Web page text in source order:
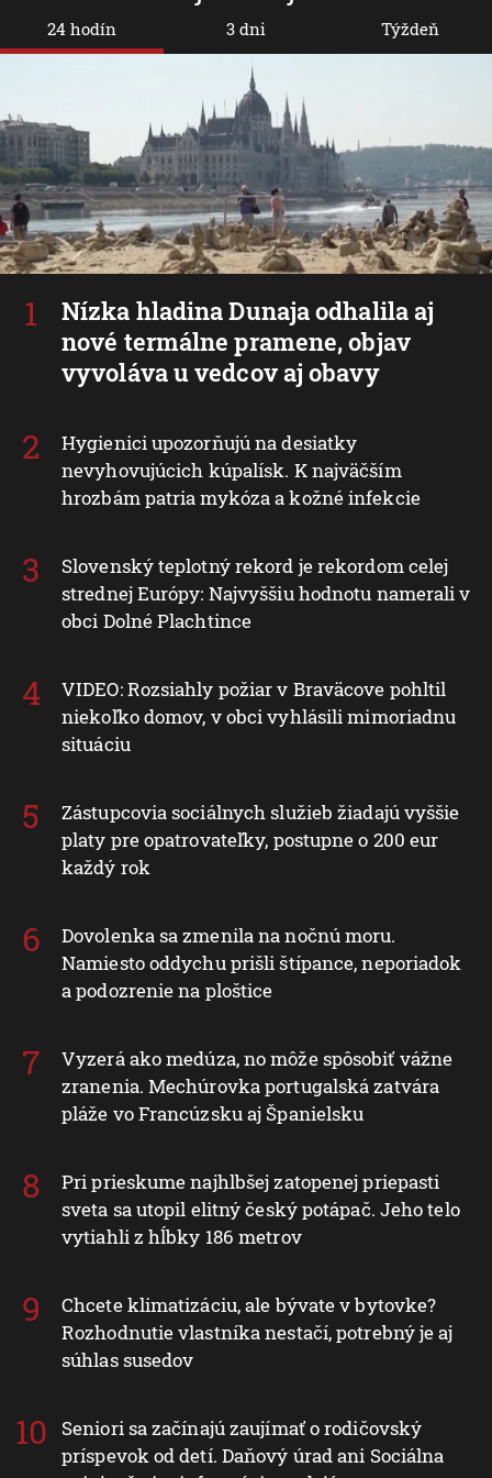
24 hodín
Nízka hladina Dunaja odhalila aj
nové termálne pramene, objav
vyvoláva u vedcov aj obavy
Hygienici upozorňujú na desiatky
nevyhovujúcich kúpalísk. K najväčším
hrozbám patria mykóza a kožné infekcie
Slovenský teplotný rekord je rekordom celej
strednej Európy: Najvyššiu hodnotu namerali v
obci Dolné Plachtince
VIDEO: Rozsiahly požiar v Braväcove pohltil
niekoľko domov, v obci vyhlásili mimoriadnu
situáciu
Zástupcovia sociálnych služieb žiadajú vyššie
platy pre opatrovateľky, postupne o 200 eur
každý rok
Dovolenka sa zmenila na nočnú moru.
Namiesto oddychu prišli štípance, neporiadok
a podozrenie na ploštice
Vyzerá ako medúza, no môže spôsobiť vážne
zranenia. Mechúrovka portugalská zatvára
pláže vo Francúzsku aj Španielsku
Pri prieskume najhlbšej zatopenej priepasti
sveta sa utopil elitný český potápač. Jeho telo
vytiahli z hĺbky 186 metrov
Chcete klimatizáciu, ale bývate v bytovke?
Rozhodnutie vlastníka nestačí, potrebný je aj
súhlas susedov
Seniori sa začínajú zaujímať o rodičovský
príspevok od detí. Daňový úrad ani Sociálna
3 dni Týždeň